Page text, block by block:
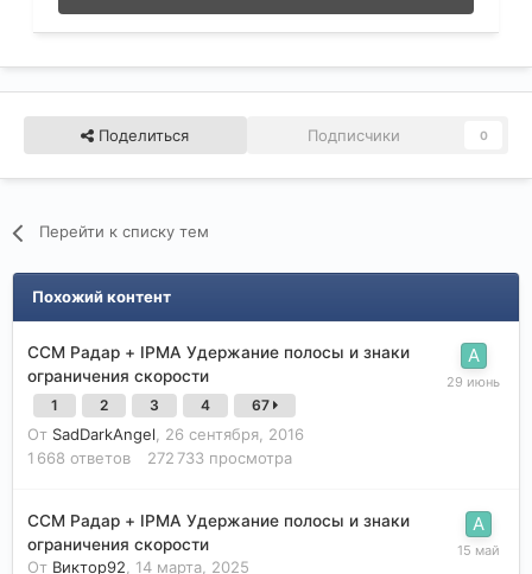
Поделиться Подписчики 0
Перейти к списку тем
Похожий контент
CCM Радар + IPMA Удержание полосы и знаки
ограничения скорости
1 2 3 4 67
От SadDarkAngel
26 сентября, 2016
1 668 ответов 272 733 просмотра
CCM Радар + IPMA Удержание полосы и знаки
ограничения скорости
От Виктор92 14 марта, 2025